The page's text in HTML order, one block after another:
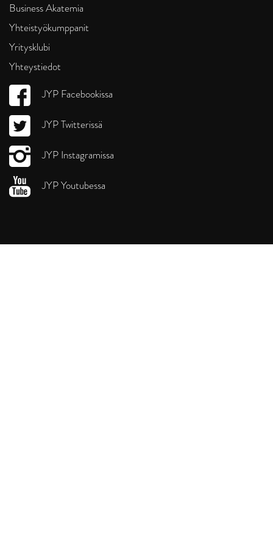
Business Akatemia
Yhteistyökumppanit
Yritysklubi
Yhteystiedot
JYP Facebookissa
JYP Twitterissä
JYP Instagramissa
JYP Youtubessa